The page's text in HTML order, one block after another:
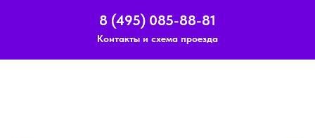
8 (495) 085-88-81
Контакты и схема проезда